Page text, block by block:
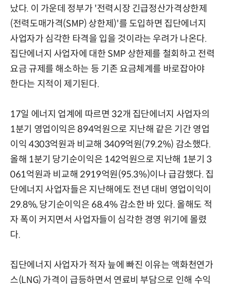
났다. 이 가운데 정부가 '전력시장 긴급정산가격상한제
(전력도매가격(SMP) 상한제)'를 도입하면 집단에너지
사업자가 심각한 타격을 입을 것이라는 우려가 나온다.
집단에너지 사업자에 대한 SMP 상한제를 철회하고 전력
요금 규제를 해소하는 등 기존 요금체계를 바로잡아야
한다는 지적이 제기된다.
17일 에너지 업계에 따르면 32개 집단에너지 사업자의
1분기 영업이익은 894억원으로 지난해 같은 기간 영업
이익 4303억원과 비교해 3409억원(79.2%) 감소했다.
올해 1분기 당기순이익은 142억원으로 지난해 1분기 3
061억원과 비교해 2919억원(95.3%)이나 급감했다. 집
단에너지 사업자들은 지난해에도 전년 대비 영업이익이
29.8%, 당기순이익은 68.4% 감소한 바 있다. 올해도 적
자 폭이 커지면서 사업자들이 심각한 경영 위기에 몰렸
다.
집단에너지 사업자가 적자 늪에 빠진 이유는 액화천연가
스(LNG) 가격이 급등하면서 연료비 부담으로 인해 수익